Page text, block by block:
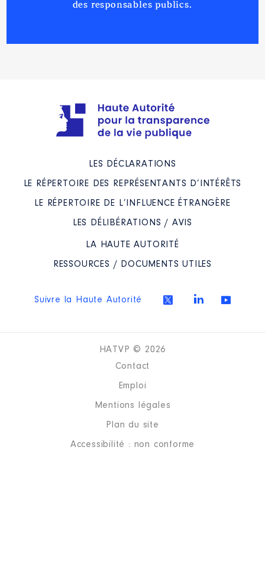
des responsables publics.
LES DÉCLARATIONS
LE RÉPERTOIRE DES REPRÉSENTANTS D’INTÉRÊTS
LE RÉPERTOIRE DE L’INFLUENCE ÉTRANGÈRE
LES DÉLIBÉRATIONS / AVIS
LA HAUTE AUTORITÉ
RESSOURCES / DOCUMENTS UTILES
Suivre la Haute Autorité
HATVP © 2026
Contact
Emploi
Mentions légales
Plan du site
Accessibilité : non conforme